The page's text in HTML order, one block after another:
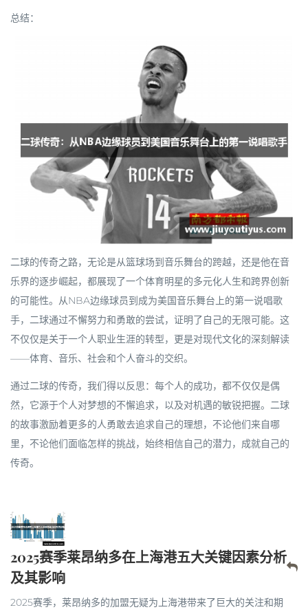
总结：
二球的传奇之路，无论是从篮球场到音乐舞台的跨越，还是他在音
乐界的逐步崛起，都展现了一个体育明星的多元化人生和跨界创新
的可能性。从NBA边缘球员到成为美国音乐舞台上的第一说唱歌
手，二球通过不懈努力和勇敢的尝试，证明了自己的无限可能。这
不仅仅是关于一个人职业生涯的转型，更是对现代文化的深刻解读
——体育、音乐、社会和个人奋斗的交织。
通过二球的传奇，我们得以反思：每个人的成功，都不仅仅是偶
然，它源于个人对梦想的不懈追求，以及对机遇的敏锐把握。二球
的故事激励着更多的人勇敢去追求自己的理想，不论他们来自哪
里，不论他们面临怎样的挑战，始终相信自己的潜力，成就自己的
传奇。
2025赛季莱昂纳多在上海港五大关键因素分析
及其影响
2025赛季，莱昂纳多的加盟无疑为上海港带来了巨大的关注和期